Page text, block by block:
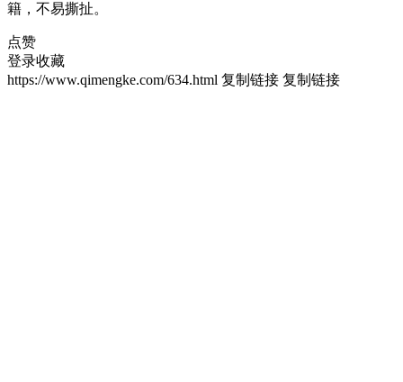
籍，不易撕扯。
点赞
登录收藏
https://www.qimengke.com/634.html 复制链接 复制链接